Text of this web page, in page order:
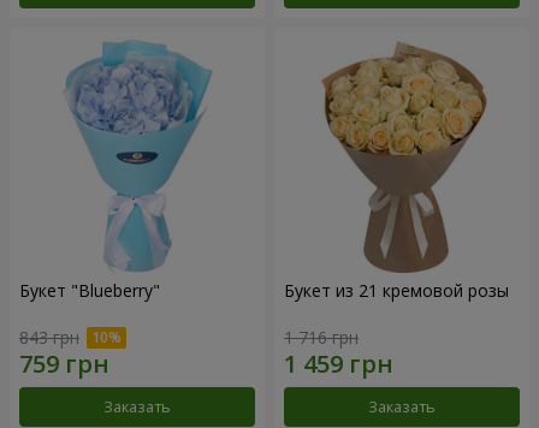
Букет "Blueberry"
843 грн
Заказать
Букет из 21 кремовой розы
1 716 грн
Заказать